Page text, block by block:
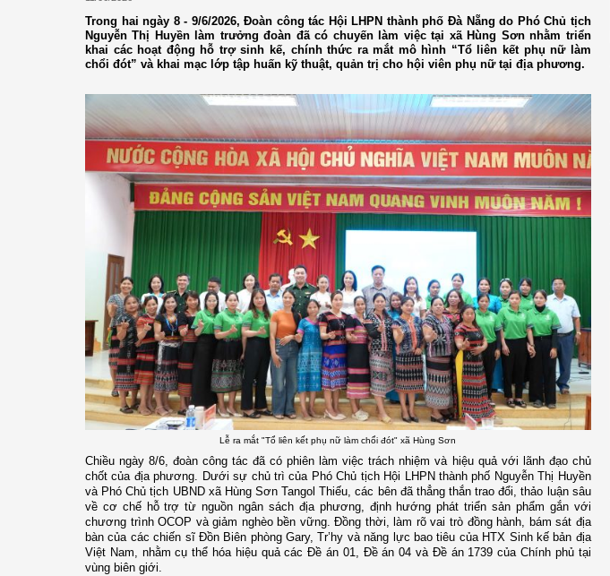
Trong hai ngày 8 - 9/6/2026, Đoàn công tác Hội LHPN thành phố Đà Nẵng do Phó Chủ tịch
Nguyễn Thị Huyền làm trưởng đoàn đã có chuyến làm việc tại xã Hùng Sơn nhằm triển
khai các hoạt động hỗ trợ sinh kế, chính thức ra mắt mô hình “Tổ liên kết phụ nữ làm
chổi đót” và khai mạc lớp tập huấn kỹ thuật, quản trị cho hội viên phụ nữ tại địa phương.
Lễ ra mắt "Tổ liên kết phụ nữ làm chổi đót" xã Hùng Sơn
Chiều ngày 8/6, đoàn công tác đã có phiên làm việc trách nhiệm và hiệu quả với lãnh đạo chủ
chốt của địa phương. Dưới sự chủ trì của Phó Chủ tịch Hội LHPN thành phố Nguyễn Thị Huyền
và Phó Chủ tịch UBND xã Hùng Sơn Tangol Thiếu, các bên đã thẳng thắn trao đổi, thảo luận sâu
về cơ chế hỗ trợ từ nguồn ngân sách địa phương, định hướng phát triển sản phẩm gắn với
chương trình OCOP và giảm nghèo bền vững. Đồng thời, làm rõ vai trò đồng hành, bám sát địa
bàn của các chiến sĩ Đồn Biên phòng Gary, Tr’hy và năng lực bao tiêu của HTX Sinh kế bản địa
Việt Nam, nhằm cụ thể hóa hiệu quả các Đề án 01, Đề án 04 và Đề án 1739 của Chính phủ tại
vùng biên giới.